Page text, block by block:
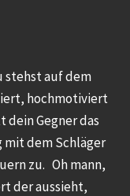
stehst auf dem
hochmotiviert
Gegner das
dem Schläger
zu. Oh mann,
der aussieht,